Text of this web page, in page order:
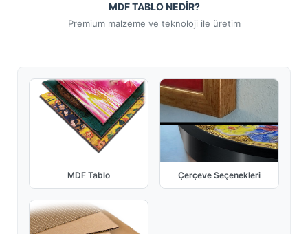
MDF TABLO NEDİR?
Premium malzeme ve teknoloji ile üretim
MDF Tablo Çerçeve Seçenekleri